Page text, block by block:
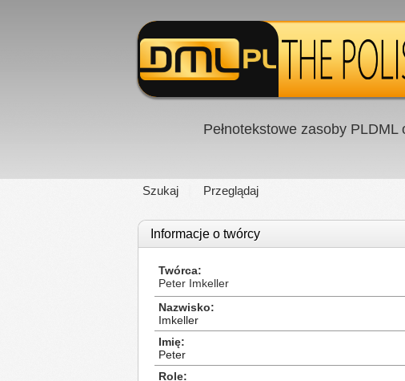
Pełnotekstowe zasoby
Szukaj Przeglądaj
Informacje o twórcy
Twórca
Peter Imkeller
Nazwisko
Imkeller
Imię
Peter
Role